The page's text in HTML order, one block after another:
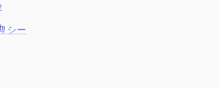
シー